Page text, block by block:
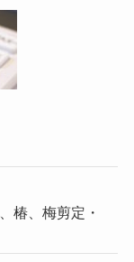
椿、梅剪定・